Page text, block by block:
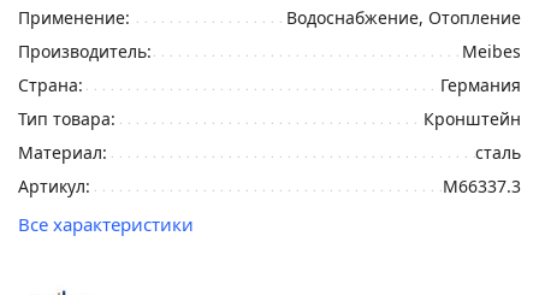
Применение:
Водоснабжение, Отопление
Производитель:
Meibes
Страна:
Германия
Тип товара:
Кронштейн
Материал:
сталь
Артикул:
M66337.3
Все характеристики